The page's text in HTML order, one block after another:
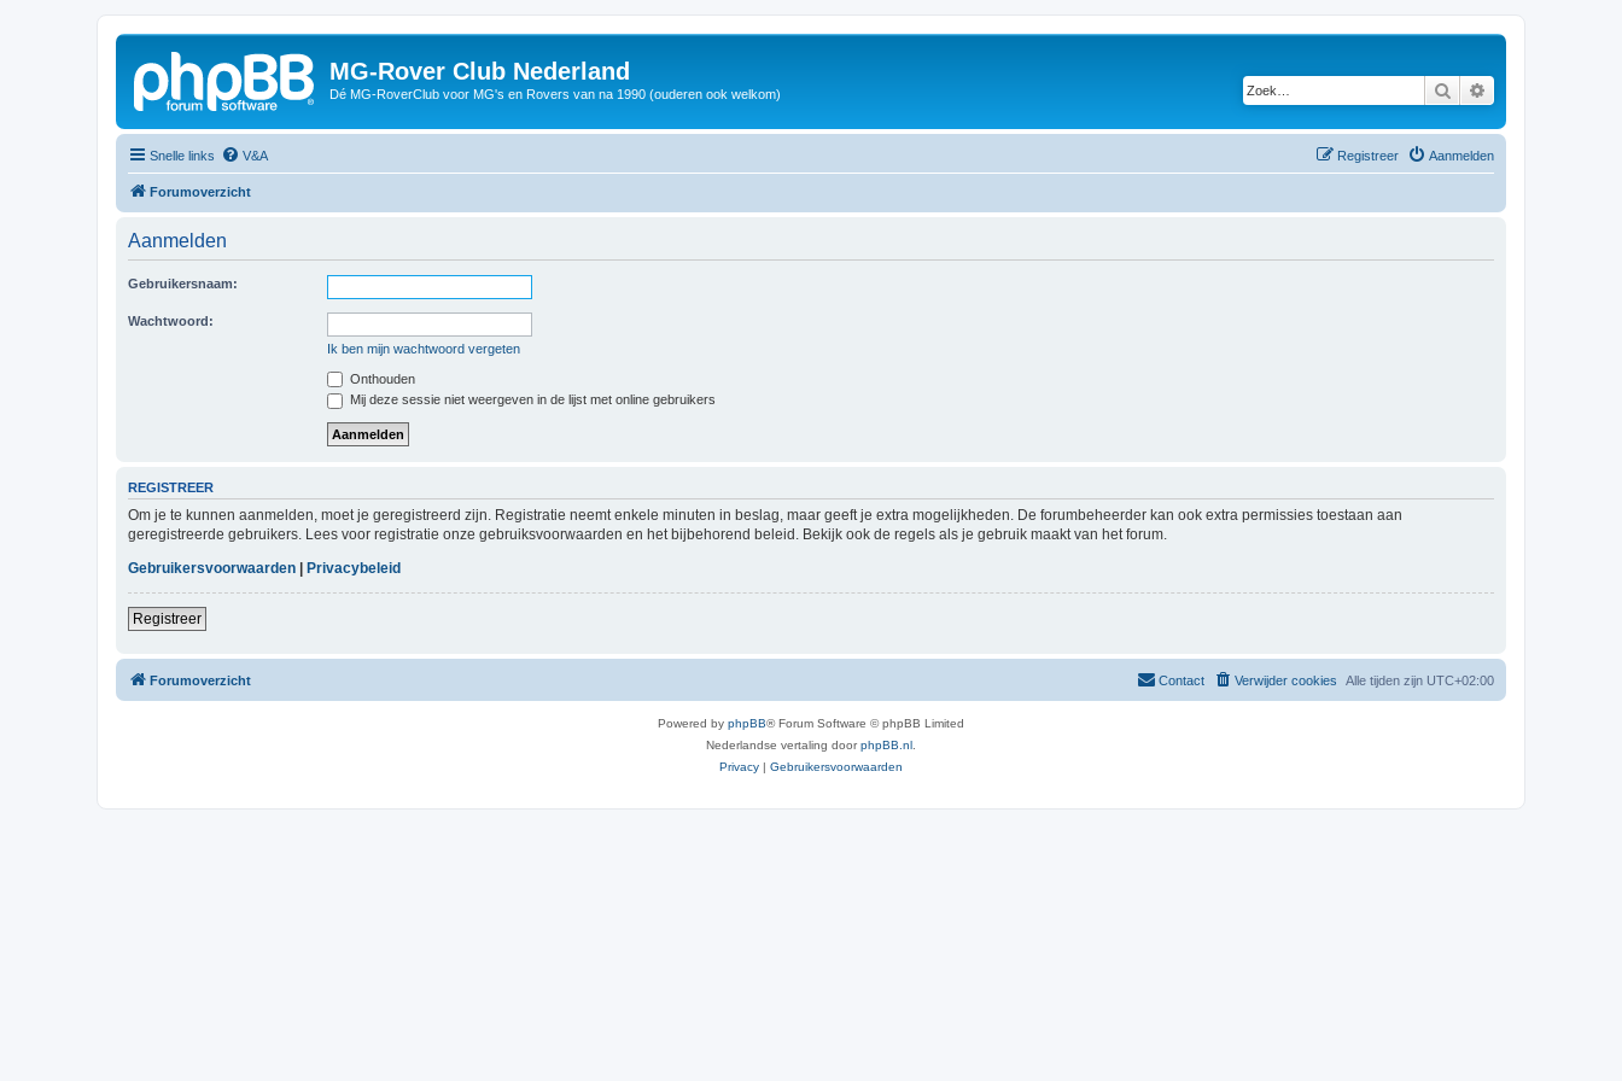
MG-Rover Club Nederland
Dé MG-RoverClub voor MG's en Rovers van na 1990 (ouderen ook welkom) Zoek
Snelle links V&A Aanmelden
Registreer
Forumoverzicht
Aanmelden
Gebruikersnaam:
Wachtwoord:
Ik ben mijn wachtwoord vergeten
Onthouden
Mij deze sessie niet weergeven in de lijst met online gebruikers
REGISTREER
Om je te kunnen aanmelden, moet je geregistreerd zijn. Registratie neemt enkele minuten in beslag, maar geeft je extra mogelijkheden. De forumbeheerder kan ook extra permissies toestaan aan
geregistreerde gebruikers. Lees voor registratie onze gebruiksvoorwaarden en het bijbehorend beleid. Bekijk ook de regels als je gebruik maakt van het forum.
Gebruikersvoorwaarden
Privacybeleid
Registreer
Forumoverzicht Alle tijden zijn UTC+02:00
Verwijder cookies
Contact
Powered by phpBB® Forum Software © phpBB Limited
Nederlandse vertaling doorphpBB.nl.
Privacy | Gebruikersvoorwaarden